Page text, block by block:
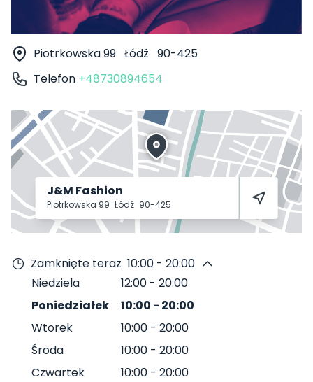
Piotrkowska 99 Łódź 90-425
Telefon +48730894654
J&M Fashion
Piotrkowska 99 Łódź 90-425
Zamknięte teraz 10:00 - 20:00
Niedziela
12:00 - 20:00
Poniedziałek
10:00 - 20:00
Wtorek
10:00 - 20:00
Środa
10:00 - 20:00
Czwartek
10:00 - 20:00